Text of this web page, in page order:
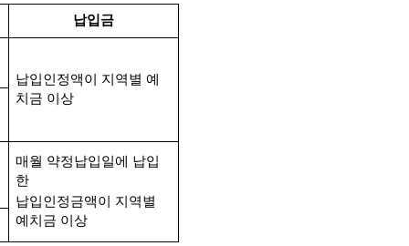
납입금
납입인정액이 지역별 예
치금 이상
매월 약정납입일에 납입
한
납입인정금액이 지역별
예치금 이상